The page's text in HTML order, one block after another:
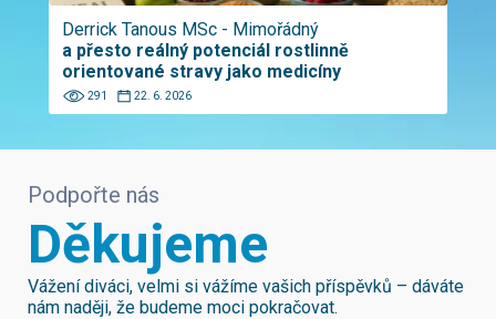
Derrick Tanous MSc - Mimořádný
a přesto reálný potenciál rostlinně
orientované stravy jako medicíny
291 22. 6. 2026
Podpořte nás
Děkujeme
Vážení diváci, velmi si vážíme vašich příspěvků – dáváte
nám naději, že budeme moci pokračovat.